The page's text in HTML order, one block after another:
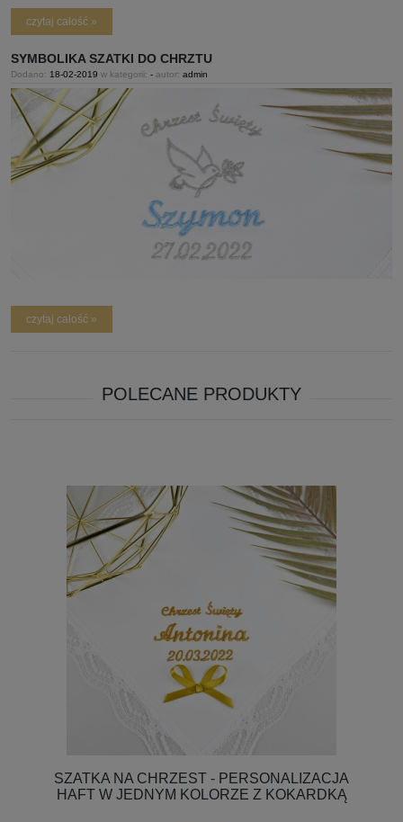
czytaj całość »
SYMBOLIKA SZATKI DO CHRZTU
Dodano: 18-02-2019 w kategorii: - autor: admin
czytaj całość »
POLECANE PRODUKTY
SZATKA NA CHRZEST - PERSONALIZACJA
HAFT W JEDNYM KOLORZE Z KOKARDKĄ